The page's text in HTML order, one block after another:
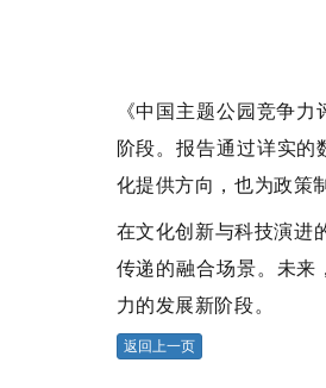
《中国主题公园竞争力
阶段。报告通过详实
化提供方向，也为政策
在文化创新与科技演进
传递的融合场景。未来
力的发展新阶段。
返回上一页